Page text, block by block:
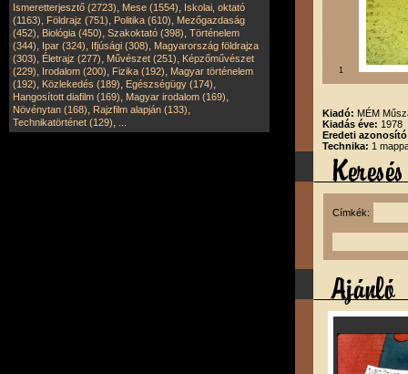
Ismeretterjesztő (2723), Mese (1554), Iskolai, oktató
(1163), Földrajz (751), Politika (610), Mezőgazdaság
(452), Biológia (450), Szakoktató (398), Történelem
(344), Ipar (324), Ifjúsági (308), Magyarország földrajza
(303), Életrajz (277), Művészet (251), Képzőművészet
(229), Irodalom (200), Fizika (192), Magyar történelem
(192), Közlekedés (189), Egészségügy (174),
Hangosított diafilm (169), Magyar irodalom (169),
Növénytan (168), Rajzfilm alapján (133),
Technikatörténet (129),
1
Kiadó: MÉM
Kiadás éve: 1978
Eredeti
Technika: 1
Címkék: